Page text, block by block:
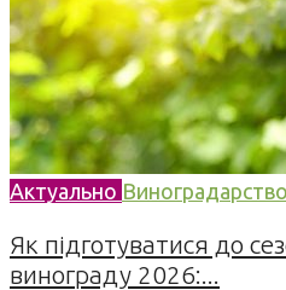
Актуально Виноградарство
Як підготуватися до
винограду 2026:...